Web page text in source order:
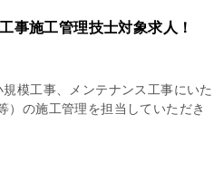
事施工管理技士対象求人！
模工事、メンテナンス工事にいた
）の施工管理を担当していただき